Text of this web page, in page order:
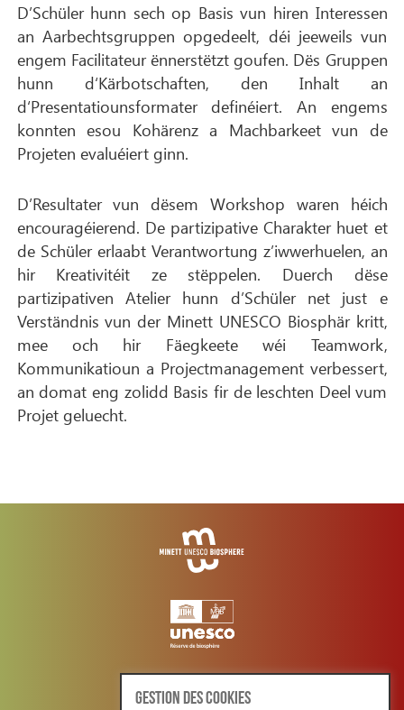
D’Schüler hunn sech op Basis vun hiren Interessen
an Aarbechtsgruppen opgedeelt, déi jeeweils vun
engem Facilitateur ënnerstëtzt goufen. Dës Gruppen
hunn d‘Kärbotschaften, den Inhalt an
d‘Presentatiounsformater definéiert. An engems
konnten esou Kohärenz a Machbarkeet vun de
Projeten evaluéiert ginn.
D’Resultater vun dësem Workshop waren héich
encouragéierend. De partizipative Charakter huet et
de Schüler erlaabt Verantwortung z’iwwerhuelen, an
hir Kreativitéit ze stëppelen. Duerch dëse
partizipativen Atelier hunn d’Schüler net just e
Verständnis vun der Minett UNESCO Biosphär kritt,
mee och hir Fäegkeete wéi Teamwork,
Kommunikatioun a Projectmanagement verbessert,
an domat eng zolidd Basis fir de leschten Deel vum
Projet geluecht.
GESTION DES COOKIES